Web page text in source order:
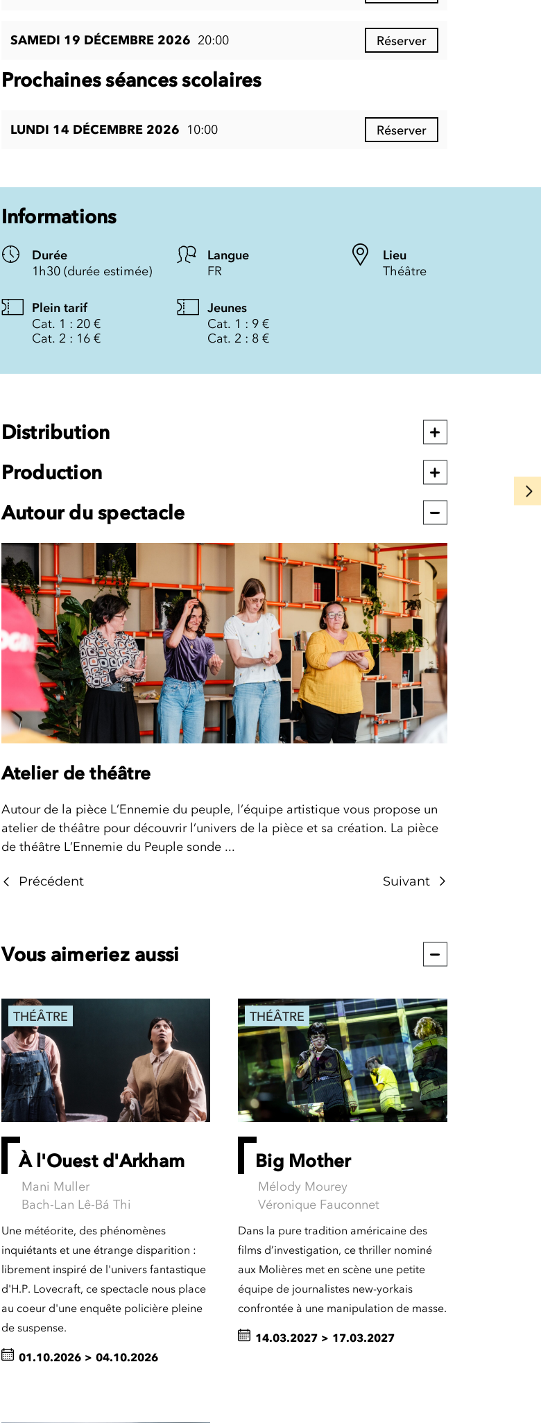
SAMEDI 19 DÉCEMBRE 2026 20:00 Réserver
Prochaines séances scolaires
LUNDI 14 DÉCEMBRE 2026 10:00 Réserver
Informations
Durée
1h30 (durée estimée)
Langue
FR
Lieu
Théâtre
Plein tarif
Cat. 1 : 20 €
Cat. 2 : 16 €
Jeunes
Cat. 1 : 9 €
Cat. 2 : 8 €
Distribution
Production
Autour du spectacle
Atelier de théâtre
Autour de la pièce L’Ennemie du peuple, l’équipe artistique vous propose un
atelier de théâtre pour découvrir l’univers de la pièce et sa création. La pièce
de théâtre L’Ennemie du Peuple sonde ...
Précédent Suivant
Vous aimeriez aussi
THÉÂTRE
À l'Ouest d'Arkham
Mani Muller
Bach-Lan Lê-Bá Thi
Une météorite, des phénomènes
inquiétants et une étrange disparition :
librement inspiré de l'univers fantastique
d'H.P. Lovecraft, ce spectacle nous place
au coeur d'une enquête policière pleine
de suspense.
01.10.2026 > 04.10.2026
THÉÂTRE
Big Mother
Mélody Mourey
Véronique Fauconnet
Dans la pure tradition américaine des
films d’investigation, ce thriller nominé
aux Molières met en scène une petite
équipe de journalistes new-yorkais
confrontée à une manipulation de masse.
14.03.2027 > 17.03.2027